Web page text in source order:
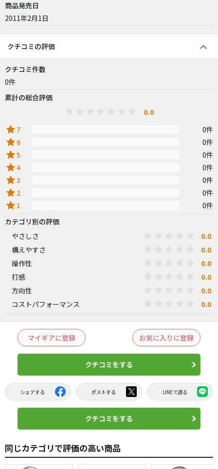
商品発売日
2011年2月1日
クチコミの評価
クチコミ件数
0件
累計の総合評価
0.0
star 7 0件
star 6 0件
star5 0件
star4 0件
star3 0件
star 2 0件
star 1
0件
カテゴリ別の評価
やさしさ
0.0
構えやすさ 0.0
操作性 0.0
打感 0.0
方向性 0.0
コストパフォーマンス 0.0
マイギアに登録 お気に入りに登録
クチコミをする
シェアする ポストする LINEで送る
クチコミをする
同じカテゴリで評価の高い商品